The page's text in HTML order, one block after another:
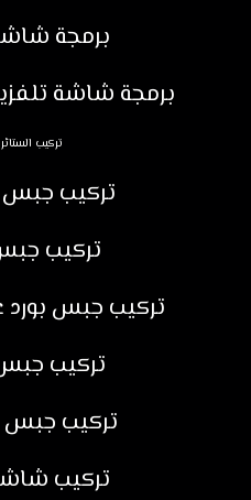
برمجة
برمجة شاشة
تركيب
تركيب
تركيب
تركيب جبس
تركيب
تركيب جبس
تركيب